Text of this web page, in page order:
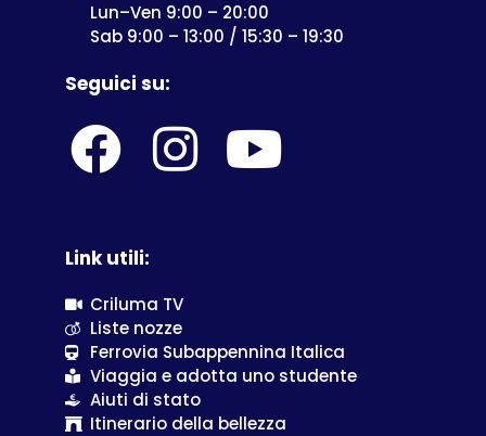
Lun–Ven 9:00 – 20:00
Sab 9:00 – 13:00 / 15:30 – 19:30
Seguici su:
Link utili:
Criluma TV
Liste nozze
Ferrovia Subappennina Italica
Viaggia e adotta uno studente
Aiuti di stato
Itinerario della bellezza